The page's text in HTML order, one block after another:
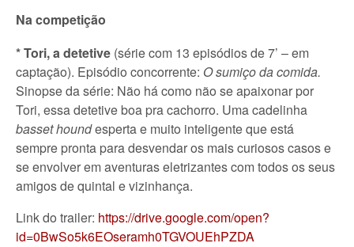
Na competição
*Tori, a detetive (série com 13 episódios de 7’ – em
captação). Episódio concorrente: O sumiço da comida.
Sinopse da série: Não há como não se apaixonar por
Tori, essa detetive boa pra cachorro. Uma cadelinha
basset houndesperta e muito inteligente que está
sempre pronta para desvendar os mais curiosos casos e
se envolver em aventuras eletrizantes com todos os seus
amigos de quintal e vizinhança.
Link do trailer: https://drive.google.com/open?
id=0BwSo5k6EOseramh0TGVOUEhPZDA